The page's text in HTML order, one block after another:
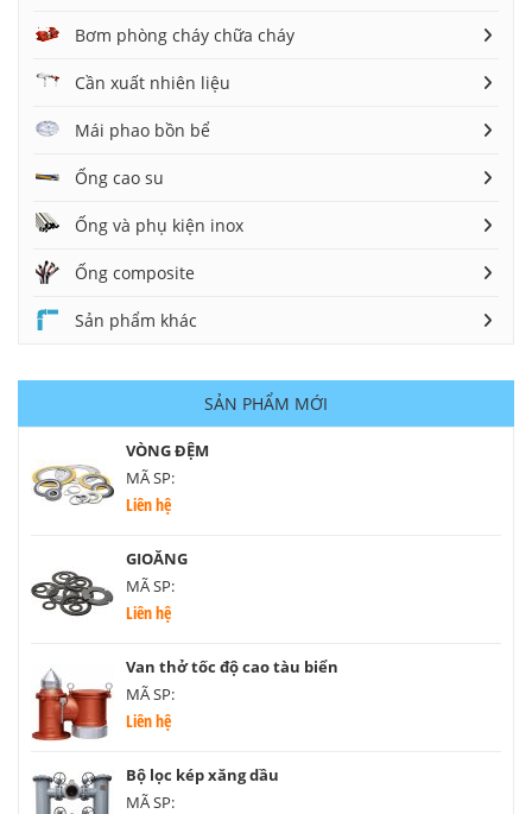
Bơm phòng cháy chữa cháy
Cần xuất nhiên liệu
Mái phao bồn bể
Ống cao su
Ống và phụ kiện inox
Ống composite
Sản phẩm khác
SẢN PHẨM MỚI
VÒNG ĐỆM
MÃ SP:
Liên hệ
GIOĂNG
MÃ SP:
Liên hệ
Van thở tốc độ cao tàu biển
MÃ SP:
Liên hệ
Bộ lọc kép xăng dầu
MÃ SP: